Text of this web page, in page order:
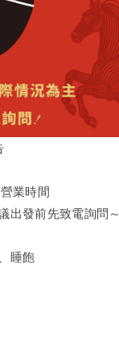
業時間
出發前先致電詢問～
睡飽